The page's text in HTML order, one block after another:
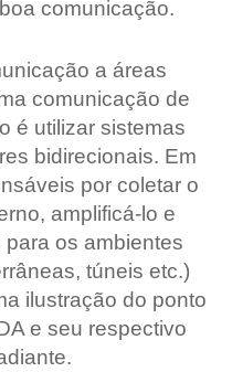
comunicação.
a áreas
comunicação de
é utilizar sistemas
bidirecionais. Em
por coletar o
amplificá-lo e
os ambientes
túneis etc.)
ilustração do ponto
e seu respectivo